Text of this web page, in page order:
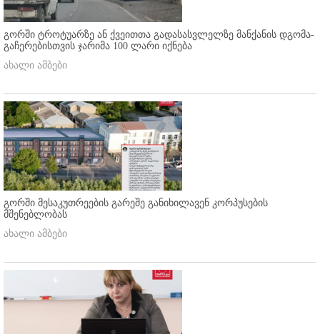
გორში ტროტუარზე ან ქვეითთა გადასასვლელზე მანქანის დგომა-
გაჩერებისთვის ჯარიმა 100 ლარი იქნება
ახალი ამბები
გორში მესაკუთრეების გარეშე განიხილავენ კორპუსების
მშენებლობას
ახალი ამბები